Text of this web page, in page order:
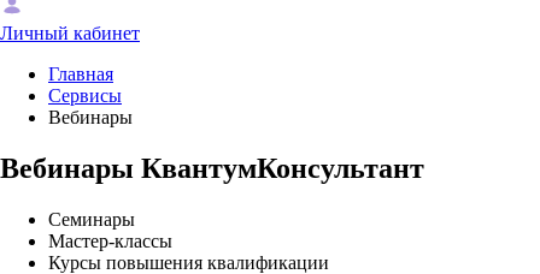
Личный кабинет
Главная
Сервисы
Вебинары
Вебинары КвантумКонсультант
Семинары
Мастер-классы
Курсы повышения квалификации